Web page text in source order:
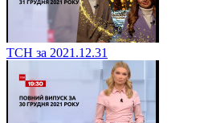
ТСН за 2021.12.31